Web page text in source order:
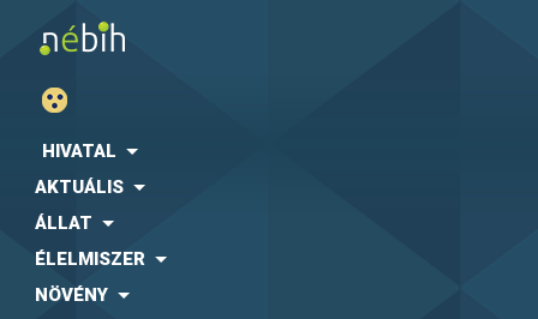
HIVATAL
AKTUÁLIS
ÁLLAT
ÉLELMISZER
NÖVÉNY